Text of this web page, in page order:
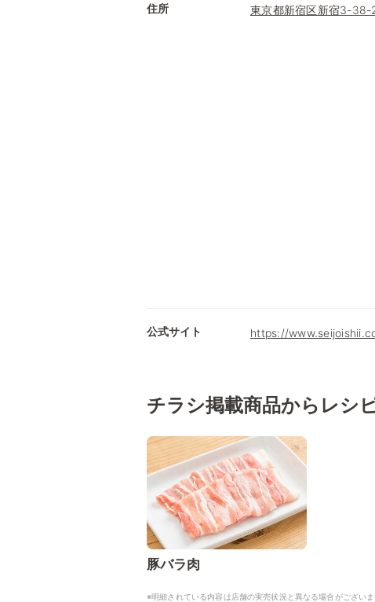
住所 東京都新宿区新宿3-
公式サイト https://
チラシ掲載商品からレシ
豚バラ肉
※明細されている内容は店舗の実売状況と異なる場合がございま